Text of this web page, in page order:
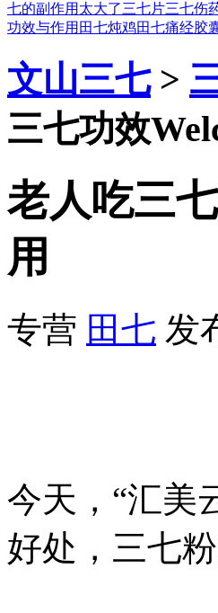
七的副作用太大了三七片三七伤
功效与作用 田七炖鸡田七痛经胶
文山三七>
三七功效
老人吃三
用
专营 田七 发
今天，“汇美
好处，三七